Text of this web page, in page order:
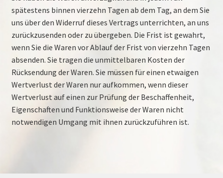
spätestens binnen vierzehn Tagen ab dem Tag, an dem Sie
uns über den Widerruf dieses Vertrags unterrichten, an uns
zurückzusenden oder zu übergeben. Die Frist ist gewahrt,
wenn Sie die Waren vor Ablauf der Frist von vierzehn Tagen
absenden. Sie tragen die unmittelbaren Kosten der
Rücksendung der Waren. Sie müssen für einen etwaigen
Wertverlust der Waren nur aufkommen, wenn dieser
Wertverlust auf einen zur Prüfung der Beschaffenheit,
Eigenschaften und Funktionsweise der Waren nicht
notwendigen Umgang mit ihnen zurückzuführen ist.